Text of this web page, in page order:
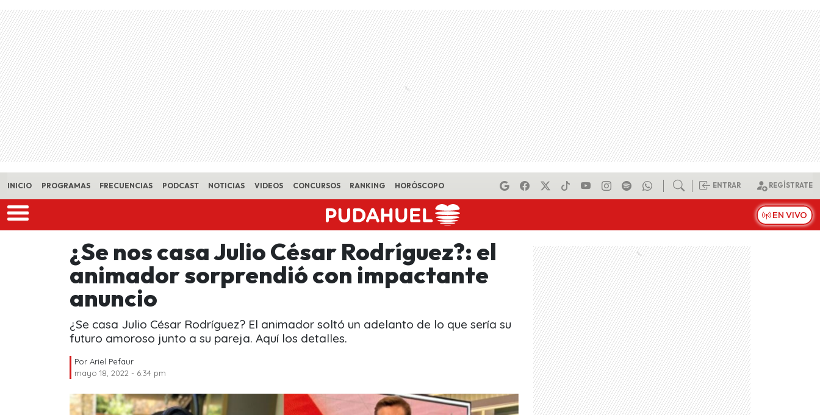
Skip to main content
INICIO PROGRAMAS FRECUENCIAS PODCAST NOTICIAS VIDEOS CONCURSOS RANKING HORÓSCOPO ENTRAR REGÍSTRATE
EN VIVO
¿Se nos casa Julio César Rodríguez?: el
animador sorprendió con impactante
anuncio
¿Se casa Julio César Rodríguez? El animador soltó un adelanto de lo que sería su
futuro amoroso junto a su pareja. Aquí los detalles.
Por Ariel Pefaur
mayo 18, 2022 - 6:34 pm